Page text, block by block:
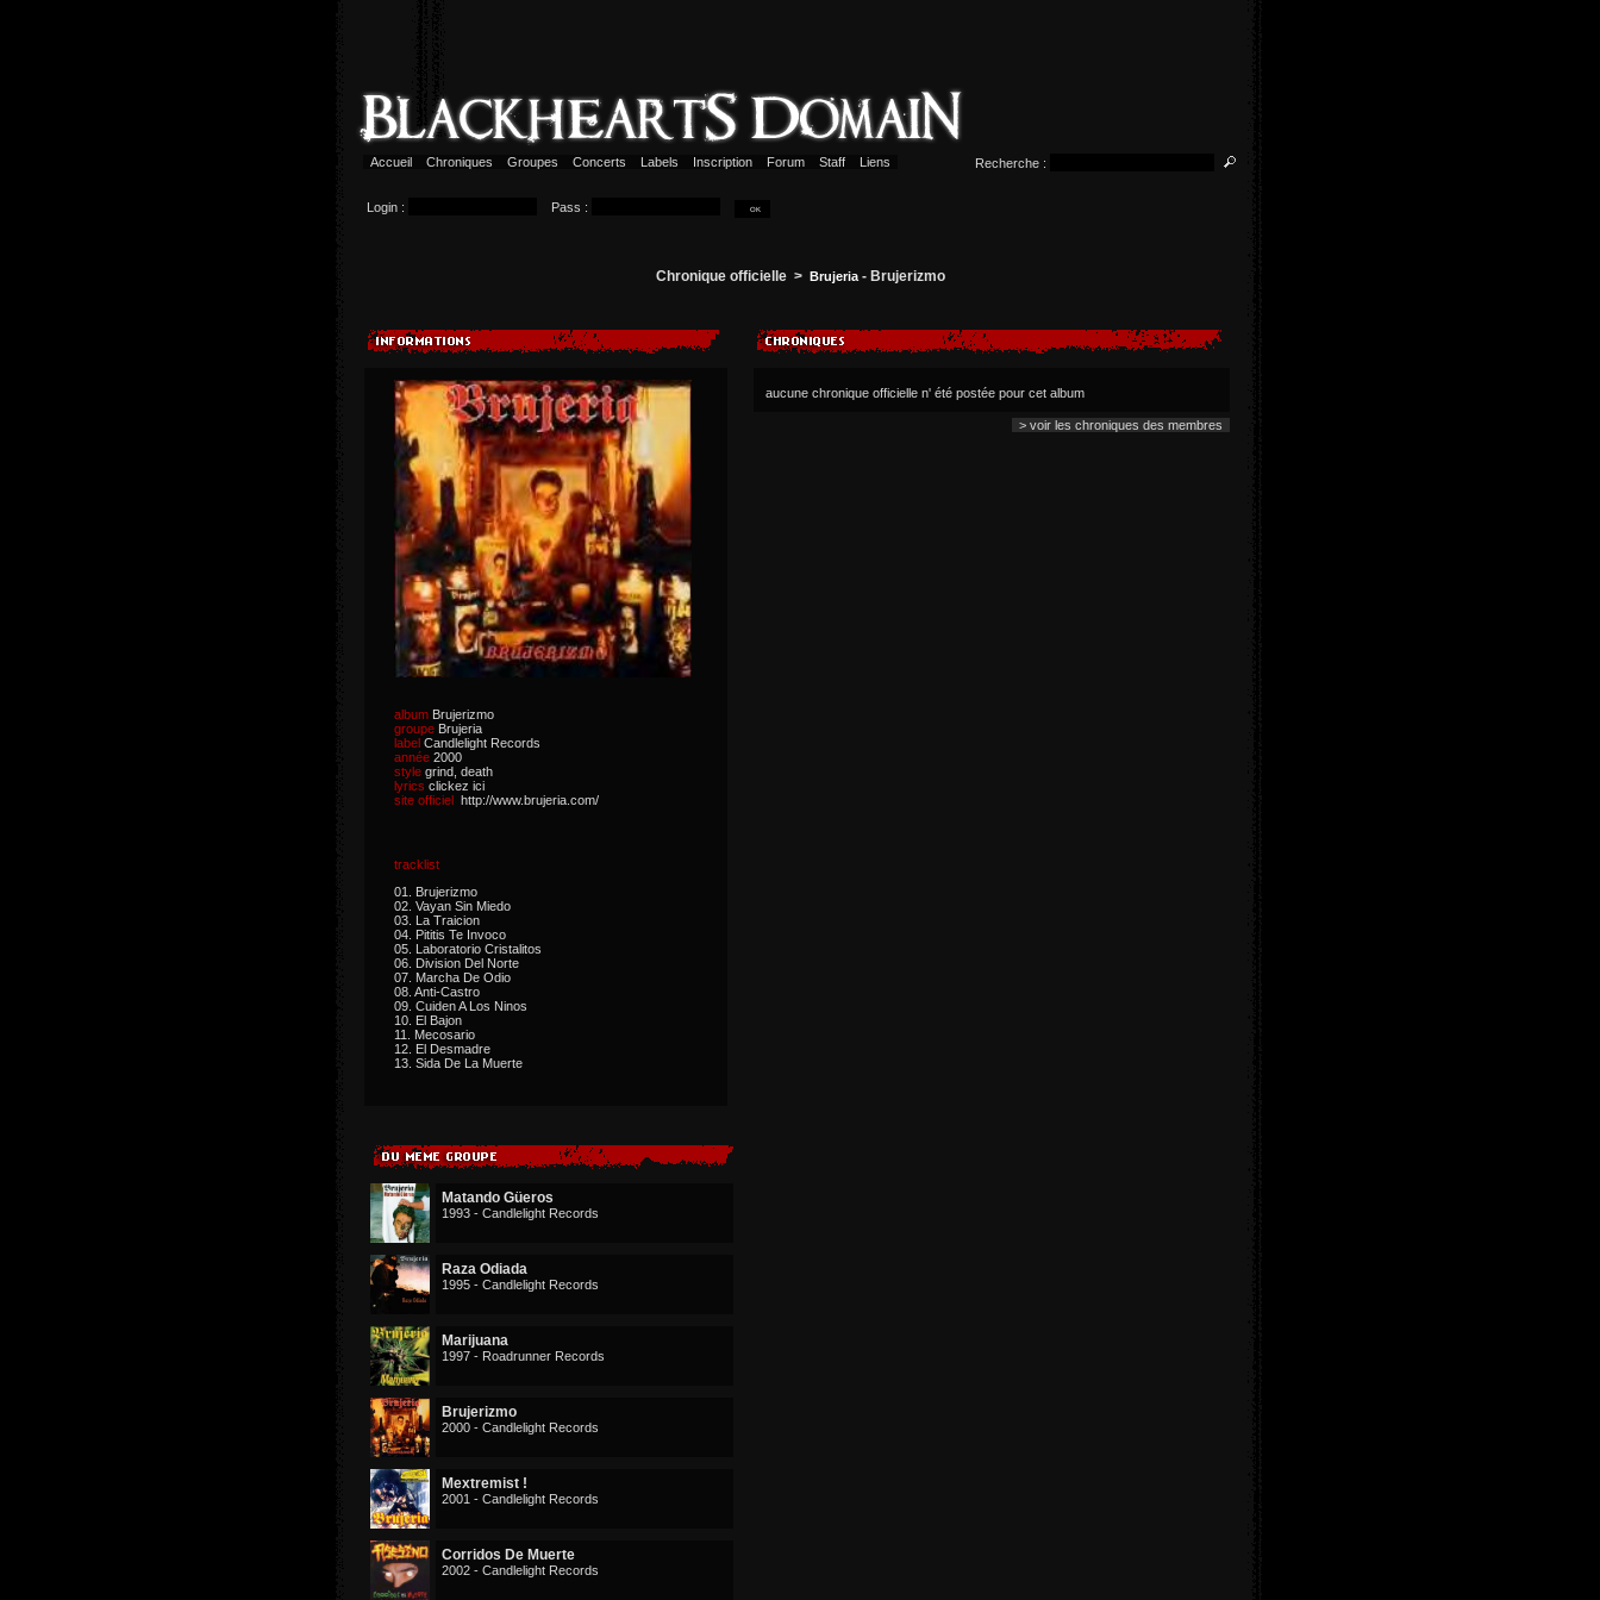
Accueil Chroniques Groupes Concerts Labels Inscription Forum Staff Liens Recherche :
Login : Pass :
Chronique officielle > Brujeria- Brujerizmo
album Brujerizmo
groupe Brujeria
label Candlelight Records
année 2000
style grind, death
lyrics clickez ici
site officiel http://www.brujeria.com/
tracklist
01. Brujerizmo
02. Vayan Sin Miedo
03. La Traicion
04. Pititis Te Invoco
05. Laboratorio Cristalitos
06. Division Del Norte
07. Marcha De Odio
08. Anti-Castro
09. Cuiden A Los Ninos
10. El Bajon
11. Mecosario
12. El Desmadre
13. Sida De La Muerte
Matando Güeros
1993 - Candlelight Records
Raza Odiada
1995 - Candlelight Records
Marijuana
1997 - Roadrunner Records
Brujerizmo
2000 - Candlelight Records
Mextremist !
2001 - Candlelight Records
Corridos De Muerte
2002 - Candlelight Records
aucune chronique officielle n' été postée pour cet album
> voir les chroniques des membres